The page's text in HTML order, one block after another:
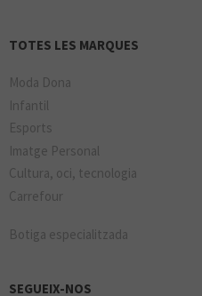
TOTES LES MARQUES
Moda Dona
Infantil
Esports
Imatge Personal
Cultura, oci, tecnologia
Carrefour
Botiga especialitzada
SEGUEIX-NOS